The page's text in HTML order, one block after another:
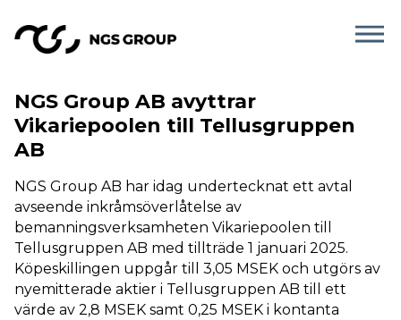
NGS Group AB avyttrar
Vikariepoolen till Tellusgruppen
AB
NGS Group AB har idag undertecknat ett avtal
avseende inkråmsöverlåtelse av
bemanningsverksamheten Vikariepoolen till
Tellusgruppen AB med tillträde 1 januari 2025.
Köpeskillingen uppgår till 3,05 MSEK och utgörs av
nyemitterade aktier i Tellusgruppen AB till ett
värde av 2,8 MSEK samt 0,25 MSEK i kontanta